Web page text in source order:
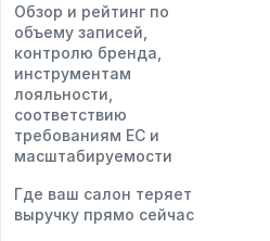
Обзор и рейтинг по
объему записей,
контролю бренда,
инструментам
лояльности,
соответствию
требованиям ЕС и
масштабируемости
Где ваш салон теряет
выручку прямо сейчас